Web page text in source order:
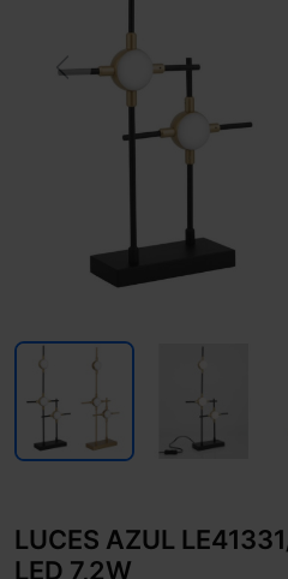
Previous
LUCES AZUL
LED 7,2W